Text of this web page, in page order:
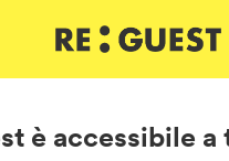
è accessibile